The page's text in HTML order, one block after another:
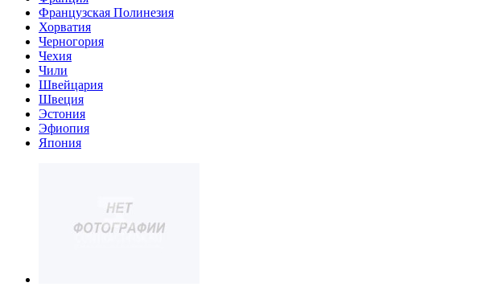
Французская Полинезия
Хорватия
Черногория
Чехия
Чили
Швейцария
Швеция
Эстония
Эфиопия
Япония